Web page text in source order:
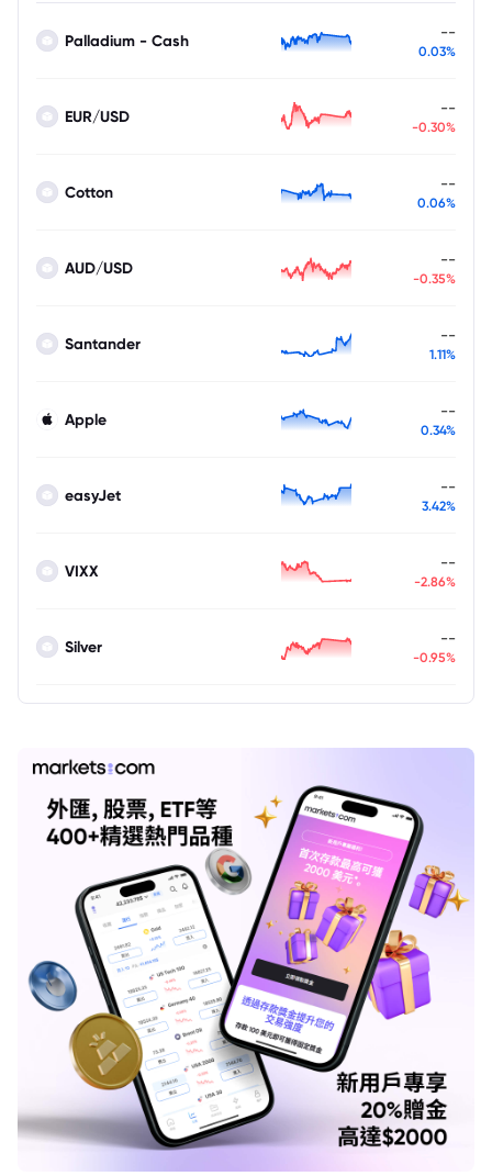
Palladium - Cash --
0.03%
EUR/USD --
-0.30%
Cotton --
0.06%
AUD/USD --
-0.35%
Santander --
1.11%
Apple --
0.34%
easyJet --
3.42%
VIXX --
-2.86%
Silver --
-0.95%